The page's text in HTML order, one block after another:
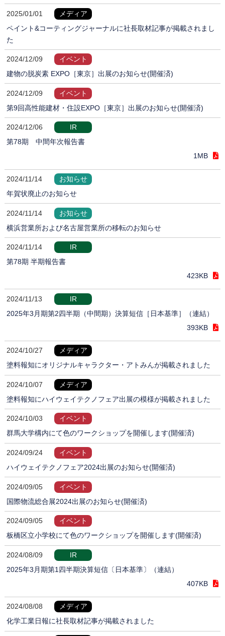
2025/01/01
メディア
ペイント&コーティングジャーナルに社長取材記事が掲載されまし
た
2024/12/09
イベント
建物の脱炭素 EXPO［東京］出展のお知らせ(開催済)
2024/12/09
イベント
第9回高性能建材・住設EXPO［東京］出展のお知らせ(開催済)
2024/12/06
IR
第78期 中間年次報告書
1MB
2024/11/14
お知らせ
年賀状廃止のお知らせ
2024/11/14
お知らせ
横浜営業所および名古屋営業所の移転のお知らせ
2024/11/14
IR
第78期 半期報告書
423KB
2024/11/13
IR
2025年3月期第2四半期（中間期）決算短信［日本基準］（連結）
393KB
2024/10/27
メディア
塗料報知にオリジナルキャラクター・アトみんが掲載されました
2024/10/07
メディア
塗料報知にハイウェイテクノフェア出展の模様が掲載されました
2024/10/03
イベント
群馬大学構内にて色のワークショップを開催します(開催済)
2024/09/24
イベント
ハイウェイテクノフェア2024出展のお知らせ(開催済)
2024/09/05
イベント
国際物流総合展2024出展のお知らせ(開催済)
2024/09/05
イベント
板橋区立小学校にて色のワークショップを開催します(開催済)
2024/08/09
IR
2025年3月期第1四半期決算短信〔日本基準〕（連結）
407KB
2024/08/08
メディア
化学工業日報に社長取材記事が掲載されました